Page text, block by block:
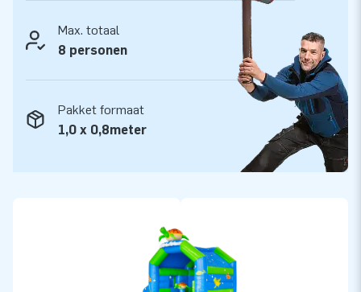
van onze professionele service en levering. Zij noemen ons
ook wel creators of greatness.
Max. totaal
8 personen
Pakket formaat
1,0 x 0,8meter